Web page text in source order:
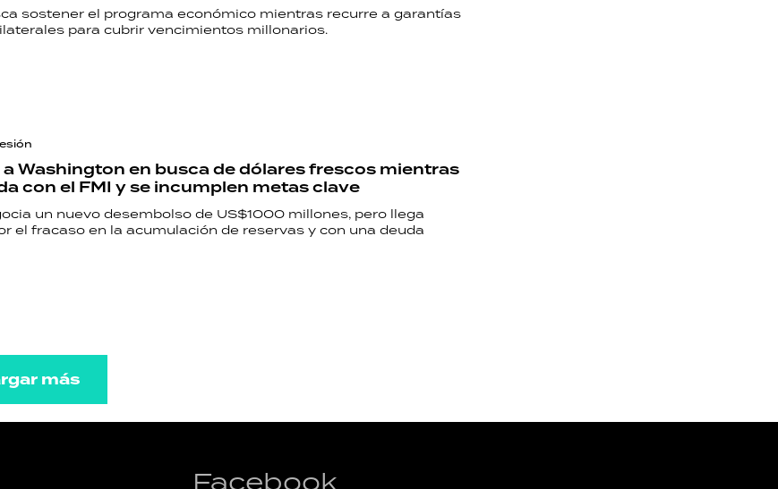
sostener el programa económico mientras recurre a garantías
para cubrir vencimientos millonarios.
Washington en busca de dólares frescos mientras
con el FMI y se incumplen metas clave
un nuevo desembolso de US$1000 millones, pero llega
el fracaso en la acumulación de reservas y con una deuda
más
Facebook